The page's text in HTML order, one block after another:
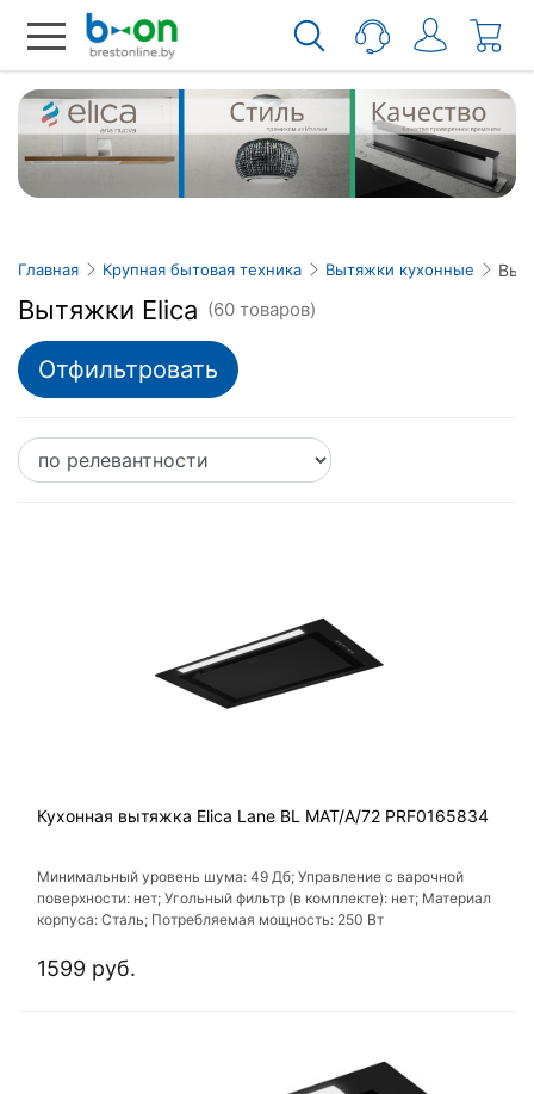
Главная Крупная бытовая техника Вытяжки кухонные
Вытяжки Elica (60 товаров)
Отфильтровать
Кухонная вытяжка Elica Lane BL MAT/A/72 PRF0165834
Минимальный уровень шума: 49 Дб; Управление с варочной
поверхности: нет; Угольный фильтр (в комплекте): нет; Материал
корпуса: Сталь; Потребляемая мощность: 250 Вт
1599 руб.